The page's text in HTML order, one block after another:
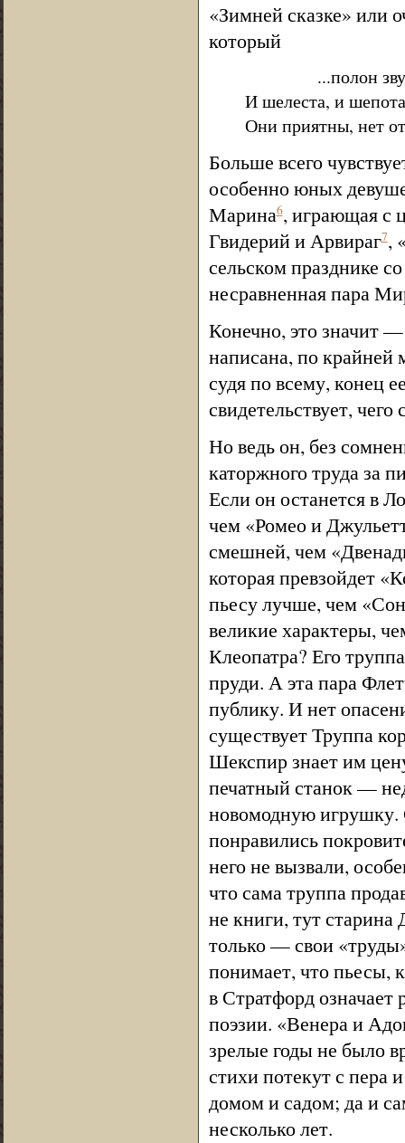
«Зимней сказке» или
который
...полон
И шелеста, и
Они приятны, нет
Больше всего
особенно юных
Марина6, играющая с
Гвидерий и Арвираг7,
сельском празднике
несравненная пара
Конечно, это значит
написана, по крайней
судя по всему, конец
свидетельствует,
Но ведь он, без
каторжного труда за
Если он останется в
чем «Ромео и
смешней, чем
которая превзойдет
пьесу лучше, чем
великие характеры,
Клеопатра? Его
пруди. А эта пара
публику. И нет
существует Труппа
Шекспир знает им
печатный станок —
новомодную игрушку.
понравились
него не вызвали,
что сама труппа
не книги, тут
только — свои
понимает, что пьесы,
в Стратфорд означает
поэзии. «Венера и
зрелые годы не было
стихи потекут с пера
домом и садом; да и
несколько лет.